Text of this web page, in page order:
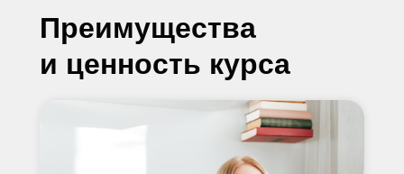
Преимущества
и ценность курса